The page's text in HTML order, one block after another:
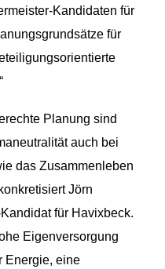
Kandidaten für
für
“
Planung sind
auch bei
das Zusammenleben
konkretisiert Jörn
für Havixbeck.
Eigenversorgung
Energie, eine